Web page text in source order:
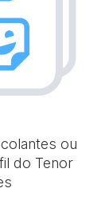
ou
do Tenor